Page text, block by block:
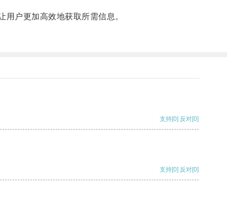
户更加高效地获取所需信息。
支持[0] 反对[0]
支持[0] 反对[0]